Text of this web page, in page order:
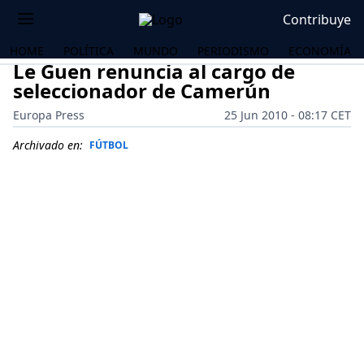
Contribuye
HOME POLÍTICA MUNDO PERIODISMO ECONOMÍA
Le Guen renuncia al cargo de
seleccionador de Camerún
Europa Press
25 Jun 2010 - 08:17 CET
Archivado en: FÚTBOL